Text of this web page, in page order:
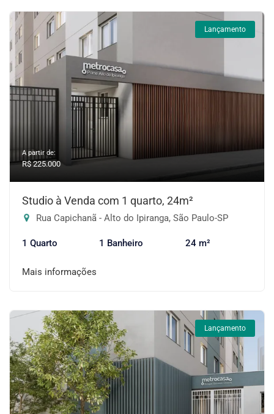
Lançamento
A partir de:
R$ 225.000
Studio à Venda com 1 quarto, 24m²
Rua Capichanã - Alto do Ipiranga, São Paulo-SP
1 Quarto 1 Banheiro 24 m²
Mais informações
Lançamento